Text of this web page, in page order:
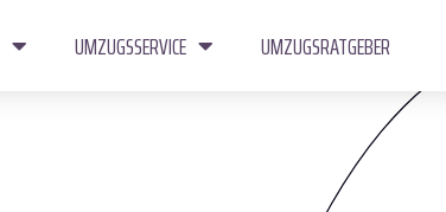
UMZUGSSERVICE UMZUGSRATGEBER